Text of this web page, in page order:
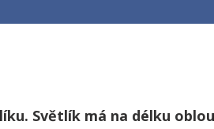
Světlík má na délku